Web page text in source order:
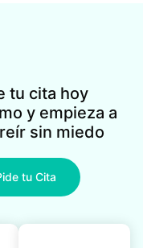
tu cita hoy
y empieza a
sin miedo
tu Cita